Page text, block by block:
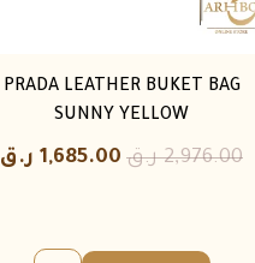
PRADA LEATHER BUKET BAG
SUNNY YELLOW
2,976.00 ر.ق 1,685.00 ر.ق